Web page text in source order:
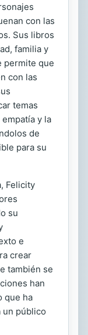
con las
Sus libros
familia y
permite que
con las
temas
y la
de
para su
Felicity
su
e
crear
también se
han
que ha
un público